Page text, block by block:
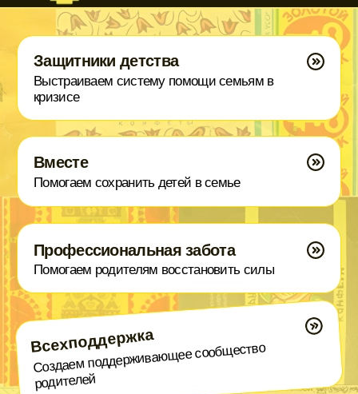
Наставничество
близкого взрослого